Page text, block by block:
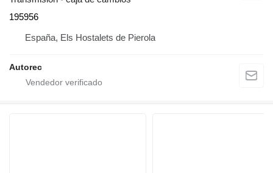
195956
España, Els Hostalets de Pierola
Autorec